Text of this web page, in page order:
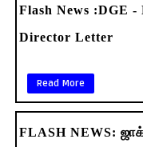
Flash News :DGE -
Director Letter
Read More
FLASH NEWS: